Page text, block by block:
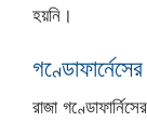
হয়নি।
রাজা